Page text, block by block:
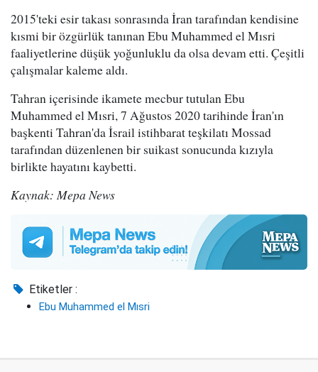
2015'teki esir takası sonrasında İran tarafından kendisine
kısmi bir özgürlük tanınan Ebu Muhammed el Mısri
faaliyetlerine düşük yoğunluklu da olsa devam etti. Çeşitli
çalışmalar kaleme aldı.
Tahran içerisinde ikamete mecbur tutulan Ebu
Muhammed el Mısri, 7 Ağustos 2020 tarihinde İran'ın
başkenti Tahran'da İsrail istihbarat teşkilatı Mossad
tarafından düzenlenen bir suikast sonucunda kızıyla
birlikte hayatını kaybetti.
Kaynak: Mepa News
Etiketler :
Ebu Muhammed el Mısri